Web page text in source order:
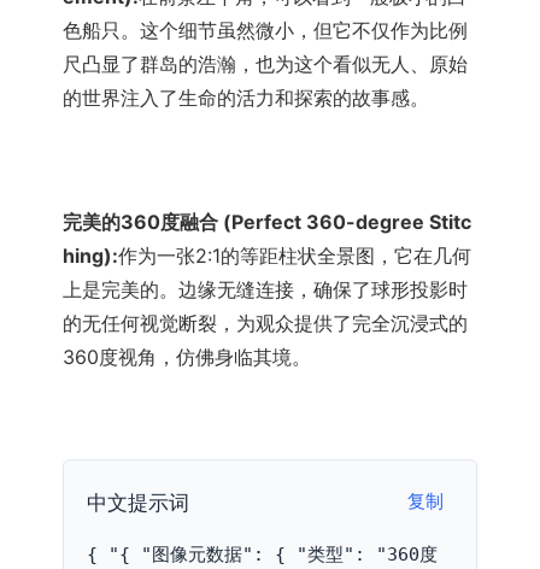
色船只。这个细节虽然微小，但它不仅作为比例
尺凸显了群岛的浩瀚，也为这个看似无人、原始
的世界注入了生命的活力和探索的故事感。
完美的360度融合 (Perfect 360-degree Stitc
hing):作为一张2:1的等距柱状全景图，它在几何
上是完美的。边缘无缝连接，确保了球形投影时
的无任何视觉断裂，为观众提供了完全沉浸式的
360度视角，仿佛身临其境。
中文提示词 复制
{ "{ "图像元数据": { "类型": "360度